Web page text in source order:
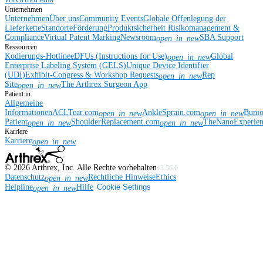
Unternehmen
UnternehmenÜber unsCommunity EventsGlobale Offenlegung der
LieferketteStandorteFörderungProduktsicherheit Risikomanagement &
ComplianceVirtual Patent MarkingNewsroomopen_in_newSBA Support
Ressourcen
Kodierungs-HotlineeDFUs (Instructions for Use)open_in_newGlobal
Enterprise Labeling System (GELS)Unique Device Identifier
(UDI)Exhibit-Congress & Workshop Requestsopen_in_newRep
Siteopen_in_newThe Arthrex Surgeon App
Patient:in
Allgemeine
InformationenACLTear.comopen_in_newAnkleSprain.comopen_in_new
Patientopen_in_newShoulderReplacement.comopen_in_new
Karriere
Karriereopen_in_new
© 2026 Arthrex, Inc. Alle Rechte vorbehaltenv3.56.0
Datenschutzopen_in_newRechtliche HinweiseEthics
Helplineopen_in_newHilfe Cookie Settings